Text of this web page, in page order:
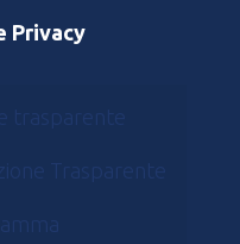
Privacy
trasparente
Trasparente